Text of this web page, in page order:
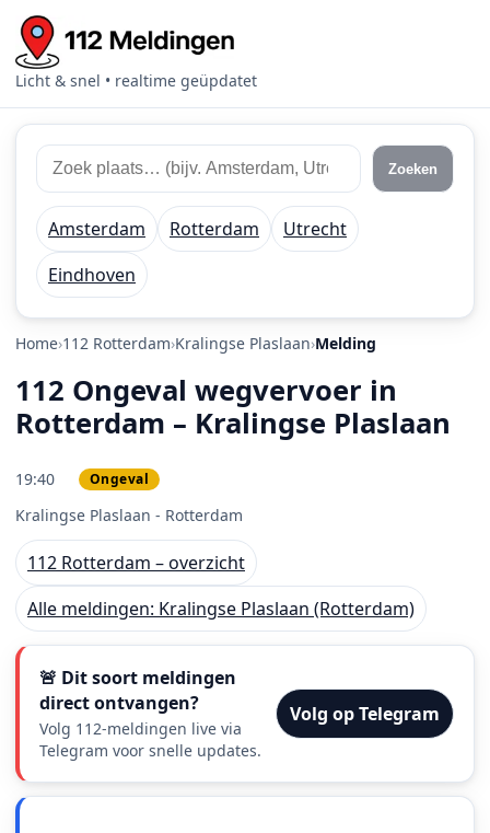
Licht & snel • realtime geüpdatet
Zoek 112 meldingen
Zoek plaats of regio Zoeken
Amsterdam Rotterdam
Utrecht
Eindhoven
Home 112 Rotterdam Kralingse Plaslaan Melding
112 Ongeval wegvervoer in
Rotterdam – Kralingse Plaslaan
19:40 Ongeval
Kralingse Plaslaan - Rotterdam
112 Rotterdam – overzicht
Alle meldingen: Kralingse Plaslaan (Rotterdam)
🚨 Dit soort meldingen
direct ontvangen?
Volg 112-meldingen live via
Telegram voor snelle updates.
Volg op Telegram